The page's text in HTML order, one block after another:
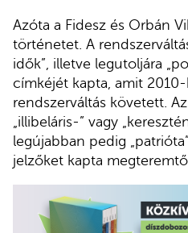
Azóta a Fidesz és Orbán
történetet. A
idők”, illetve legutoljára
címkéjét kapta, amit
rendszerváltás követett.
„illibeláris-” vagy
legújabban pedig
jelzőket kapta